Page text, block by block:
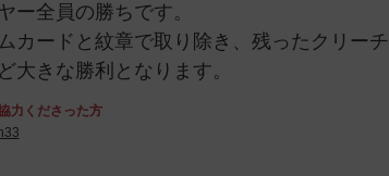
ー全員の勝ちです。
カードと紋章で取り除き、残ったクリーチ
大きな勝利となります。
力くださった方